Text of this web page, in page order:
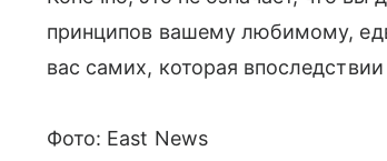
принципов вашему любимому,
вас самих, которая
Фото: East News